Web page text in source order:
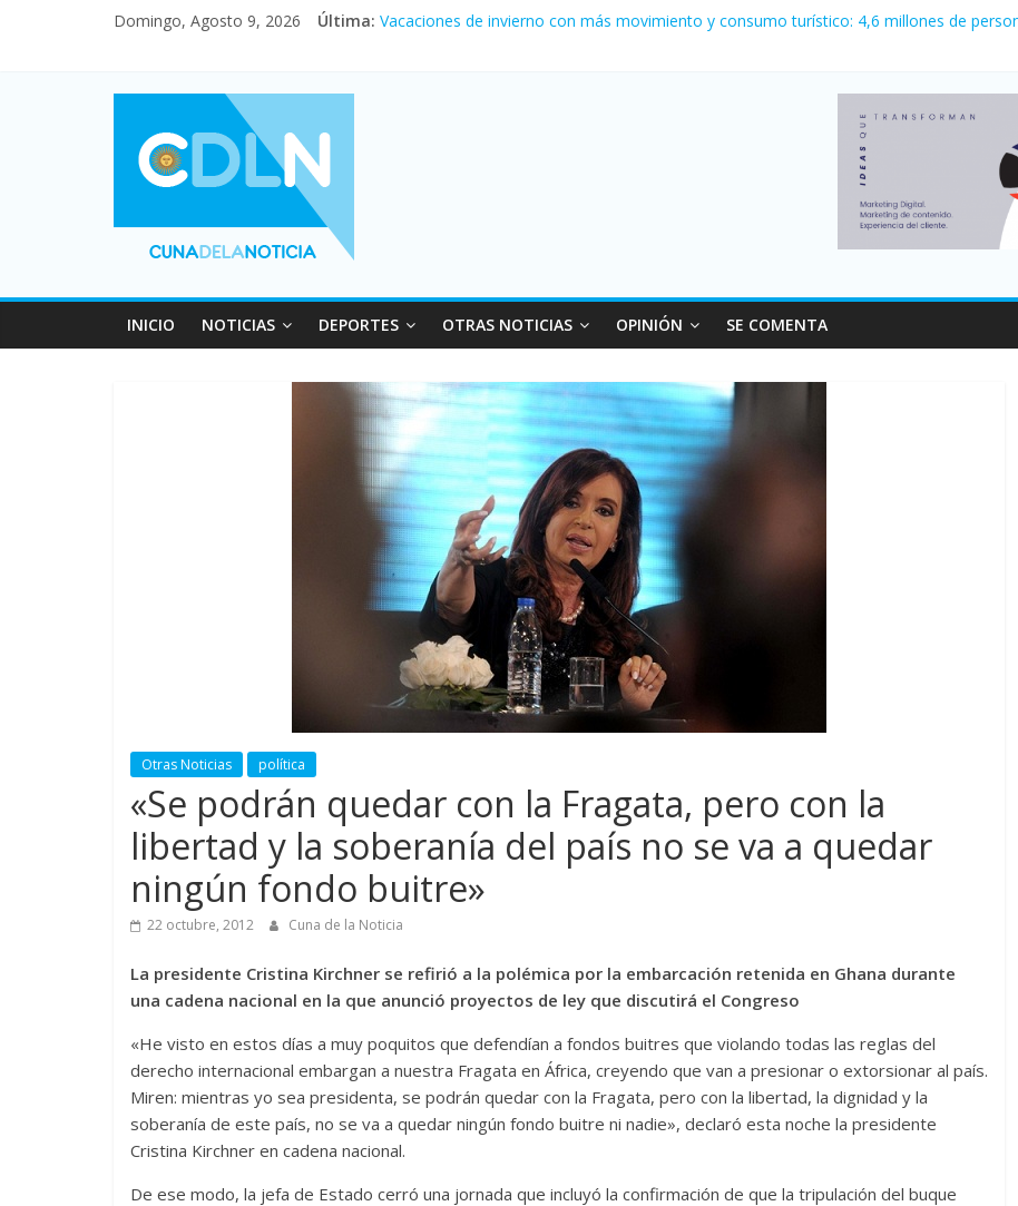
Domingo, Agosto 9, 2026 Última: Desde que asumió Milei cerraron 41.000 kioscos: el sector denuncia crisis como en 2001
Vacaciones de invierno con más movimiento y consumo turístico: 4,6 millones de
La morosidad alcanzó su nivel más alto en dos décadas y ya afecta a 400 mil deudores
INICIO NOTICIAS DEPORTES OTRAS NOTICIAS OPINIÓN SE COMENTA
Otras Noticias política
«Se podrán quedar con la Fragata, pero con la
libertad y la soberanía del país no se va a quedar
ningún fondo buitre»
22 octubre, 2012 Cuna de la Noticia
La presidente Cristina Kirchner se refirió a la polémica por la embarcación retenida en Ghana durante
una cadena nacional en la que anunció proyectos de ley que discutirá el Congreso
«He visto en estos días a muy poquitos que defendían a fondos buitres que violando todas las reglas del
derecho internacional embargan a nuestra Fragata en África, creyendo que van a presionar o extorsionar al país.
Miren: mientras yo sea presidenta, se podrán quedar con la Fragata, pero con la libertad, la dignidad y la
soberanía de este país, no se va a quedar ningún fondo buitre ni nadie», declaró esta noche la presidente
Cristina Kirchner en cadena nacional.
De ese modo, la jefa de Estado cerró una jornada que incluyó la confirmación de que la tripulación del buque